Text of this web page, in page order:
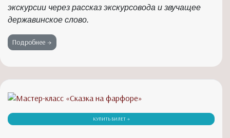
экскурсии через рассказ экскурсовода и звучащее
державинское слово.
Подробнее →
КУПИТЬ БИЛЕТ →